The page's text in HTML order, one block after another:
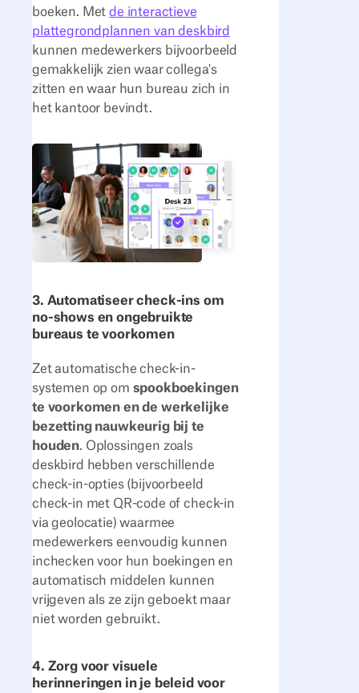
boeken. Metde interactieve
plattegrondplannen van deskbird
kunnen medewerkers bijvoorbeeld
gemakkelijk zien waar collega's
zitten en waar hun bureau zich in
het kantoor bevindt.
3. Automatiseer check-ins om
no-shows en ongebruikte
bureaus te voorkomen
Zet automatische check-in-
systemen op om spookboekingen
te voorkomen en de werkelijke
bezetting nauwkeurig bij te
houden. Oplossingen zoals
deskbird hebben verschillende
check-in-opties (bijvoorbeeld
check-in met QR-code of check-in
via geolocatie) waarmee
medewerkers eenvoudig kunnen
inchecken voor hun boekingen en
automatisch middelen kunnen
vrijgeven als ze zijn geboekt maar
niet worden gebruikt.
4. Zorg voor visuele
herinneringen in je beleid voor